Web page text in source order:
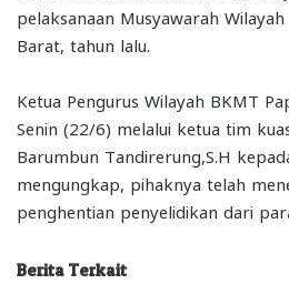
pelaksanaan Musyawarah
Barat, tahun lalu.
Ketua Pengurus Wilayah BKMT
Senin (22/6) melalui ketua tim
Barumbun Tandirerung,S.H
mengungkap, pihaknya telah
penghentian penyelidikan dari
Berita Terkait